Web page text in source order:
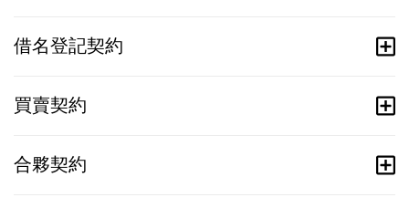
借名登記契約
買賣契約
合夥契約